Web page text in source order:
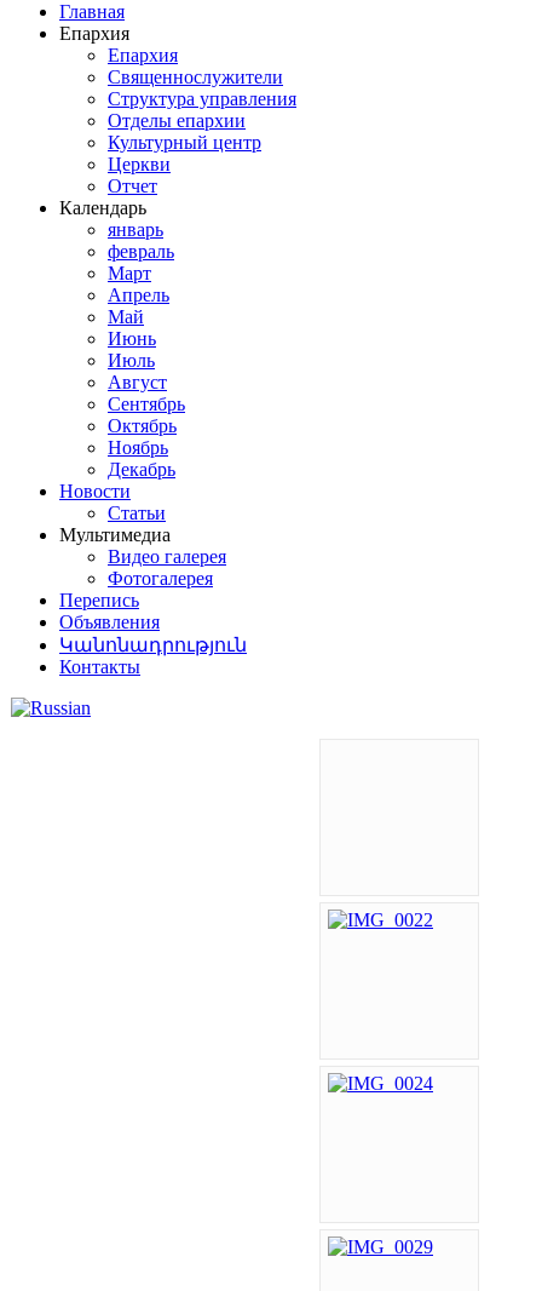
Главная
Епархия
Епархия
Священнослужители
Структура управления
Отделы епархии
Культурный центр
Церкви
Отчет
Календарь
январь
февраль
Март
Апрель
Май
Июнь
Июль
Август
Сентябрь
Октябрь
Ноябрь
Декабрь
Новости
Статьи
Мультимедиа
Видео галерея
Фотогалерея
Перепись
Объявления
Կանոնադրություն
Контакты